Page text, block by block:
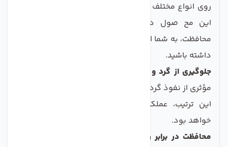
روی انواع مختلف دستگاه‌های تصفیه آب نصب می‌شود.
این مح صول دارای قابلیت‌هایی است که علاوه بر
محافظت، به شما امکان می‌دهد از آن استفاده‌های بهتری
داشته باشید.
جلوگیری از گرد و غبار:
مؤثری از نفوذ گرد و غبار و آلودگی‌ها جلوگیری می‌کند؛ به
این ترتیب، عملکرد دستگاه همواره در بهترین حالت
خواهد بود.
محافظت در برابر رطوبت: